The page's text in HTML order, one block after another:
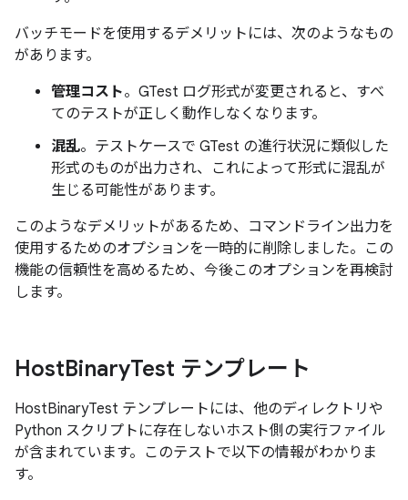
バッチモードを使用するデメリットには、次のようなもの
があります。
管理コスト。GTest ログ形式が変更されると、すべ
てのテストが正しく動作しなくなります。
混乱。テストケースで GTest の進行状況に類似した
形式のものが出力され、これによって形式に混乱が
生じる可能性があります。
このようなデメリットがあるため、コマンドライン出力を
使用するためのオプションを一時的に削除しました。この
機能の信頼性を高めるため、今後このオプションを再検討
します。
HostBinaryTest テンプレート
HostBinaryTest テンプレートには、他のディレクトリや
Python スクリプトに存在しないホスト側の実行ファイル
が含まれています。このテストで以下の情報がわかりま
す。